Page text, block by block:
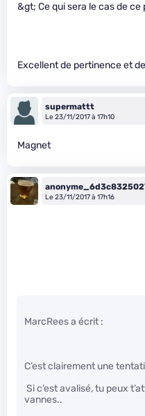
&gt; Ce qui sera le cas de
Excellent de pertinence et
supermattt
Le 23/11/2017 à 17h10
Magnet
Le 23/11/2017 à 17h16
MarcRees a écrit :
C’est clairement une
Si c’est avalisé, tu peux
vannes..